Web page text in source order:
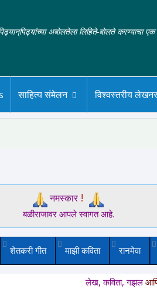
अबोलतेला लिहिते-बोलते करण्याचा
साहित्य संमेलन विश्वस्तरीय
नमस्कार!
बळीराजावर आपले स्वागत आहे.
शेतकरी गीत माझी कविता रानमेवा
लेख, कविता, गझलआणि इतर